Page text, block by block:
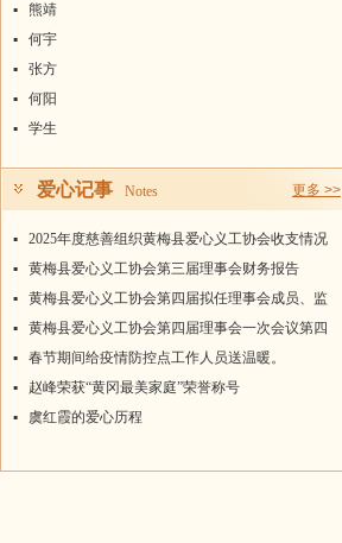
▪
熊靖
▪
何宇
▪
张方
▪
何阳
▪
学生
更多 >>
爱心记事 Notes
▪
2025年度慈善组织黄梅县爱心义工协会收支情况
统计表
▪
黄梅县爱心义工协会第三届理事会财务报告
▪
黄梅县爱心义工协会第四届拟任理事会成员、监
事名单
▪
黄梅县爱心义工协会第四届理事会一次会议第四
届会长、常务副会长、副会长、秘书长名单
▪
春节期间给疫情防控点工作人员送温暖。
▪
赵峰荣获“黄冈最美家庭”荣誉称号
▪
虞红霞的爱心历程